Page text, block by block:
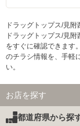
ドラッグトップス/見
ドラッグトップス/見
をすぐに確認できます
のチラシ情報を、手軽
い。
お店を探す
都道府県から探